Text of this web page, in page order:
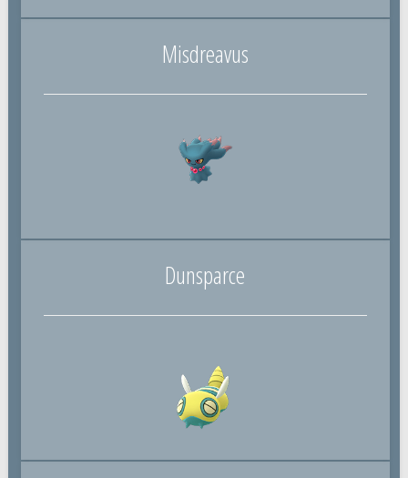
Misdreavus
Dunsparce